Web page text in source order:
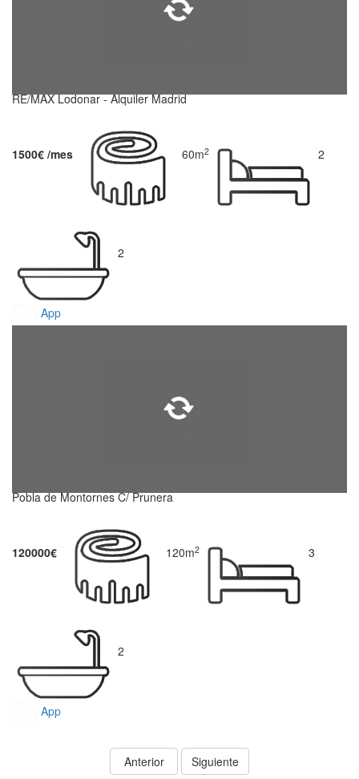
RE/MAX Lodonar - Alquiler Madrid
1500€ /mes 60m2 2
2
App
Pobla de Montornes C/ Prunera
120000€ 120m2 3
2
App
Anterior
Siguiente